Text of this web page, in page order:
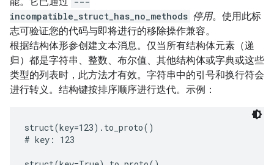
incompatible_struct_has_no_methods 停用。使用此标
志可验证您的代码与即将进行的移除操作兼容。
根据结构体形参创建文本消息。仅当所有结构体元素（递
归）都是字符串、整数、布尔值、其他结构体或字典或这些
类型的列表时，此方法才有效。字符串中的引号和换行符会
进行转义。结构键按排序顺序进行迭代。示例：
struct(key=123).to_proto()
# key: 123